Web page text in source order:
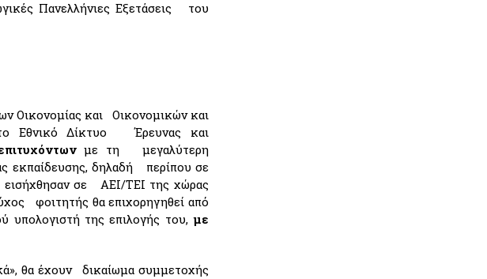
Πανελλήνιες Εξετάσεις του
Οικονομίας και Οικονομικών και
Εθνικό Δίκτυο Έρευνας και
με τη μεγαλύτερη
εκπαίδευσης, δηλαδή περίπου σε
εισήχθησαν σε ΑΕΙ/ΤΕΙ της χώρας
φοιτητής θα επιχορηγηθεί από
της επιλογής του,με
θα έχουν δικαίωμα συμμετοχής